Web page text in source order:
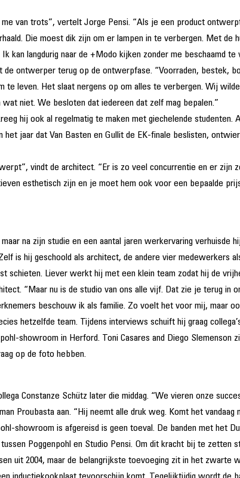
van trots”, vertelt Jorge Pensi. “Als je een product
Die moest dik zijn om er lampen in te verbergen. Met de
kan langdurig naar de +Modo kijken zonder me beschaamd
de ontwerper terug op de ontwerpfase. “Voorraden, bestek,
te leven. Het slaat nergens op om alles te verbergen. Wij
niet. We besloten dat iedereen dat zelf mag bepalen.”
hij ook al regelmatig te maken met giechelende
het jaar dat Van Basten en Gullit de EK-finale beslisten,
vindt de architect. “Er is zo veel concurrentie en er zijn
esthetisch zijn en je moet hem ook voor een bepaalde
na zijn studie en een aantal jaren werkervaring
is hij geschoold als architect, de andere vier medewerkers
schieten. Liever werkt hij met een klein team zodat hij de
“Maar nu is de studio van ons alle vijf. Dat zie je terug in
beschouw ik als familie. Zo voelt het voor mij, maar
hetzelfde team. Tijdens interviews schuift hij graag
showroom in Herford. Toni Casares and Diego Slemenson
op de foto hebben.
Constanze Schütz later die middag. “We vieren onze
Proubasta aan. “Hij neemt alle druk weg. Komt het
showroom is afgereisd is geen toeval. De banden met het
Poggenpohl en Studio Pensi. Om dit kracht bij te zetten
uit 2004, maar de belangrijkste toevoeging zit in het